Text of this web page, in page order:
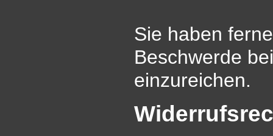
Sie haben
Beschwerde
einzureichen.